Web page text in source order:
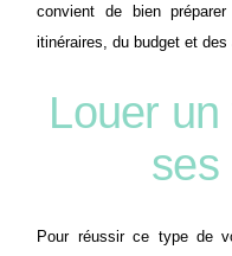
convient de bien
itinéraires, du budget et
Louer
ses
Pour réussir ce type de